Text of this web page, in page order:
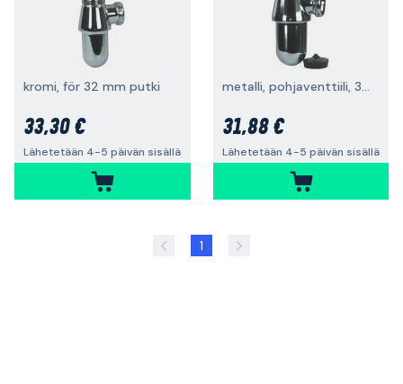
kromi, för 32 mm putki
33,30 €
Lähetetään 4-5 päivän sisällä
metalli, pohjaventtiili, 32 mm putki
31,88 €
Lähetetään 4-5 päivän sisällä
1